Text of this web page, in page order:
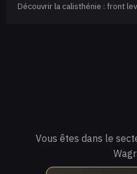
Découvrir la calisthénie : front
Vous êtes dans le